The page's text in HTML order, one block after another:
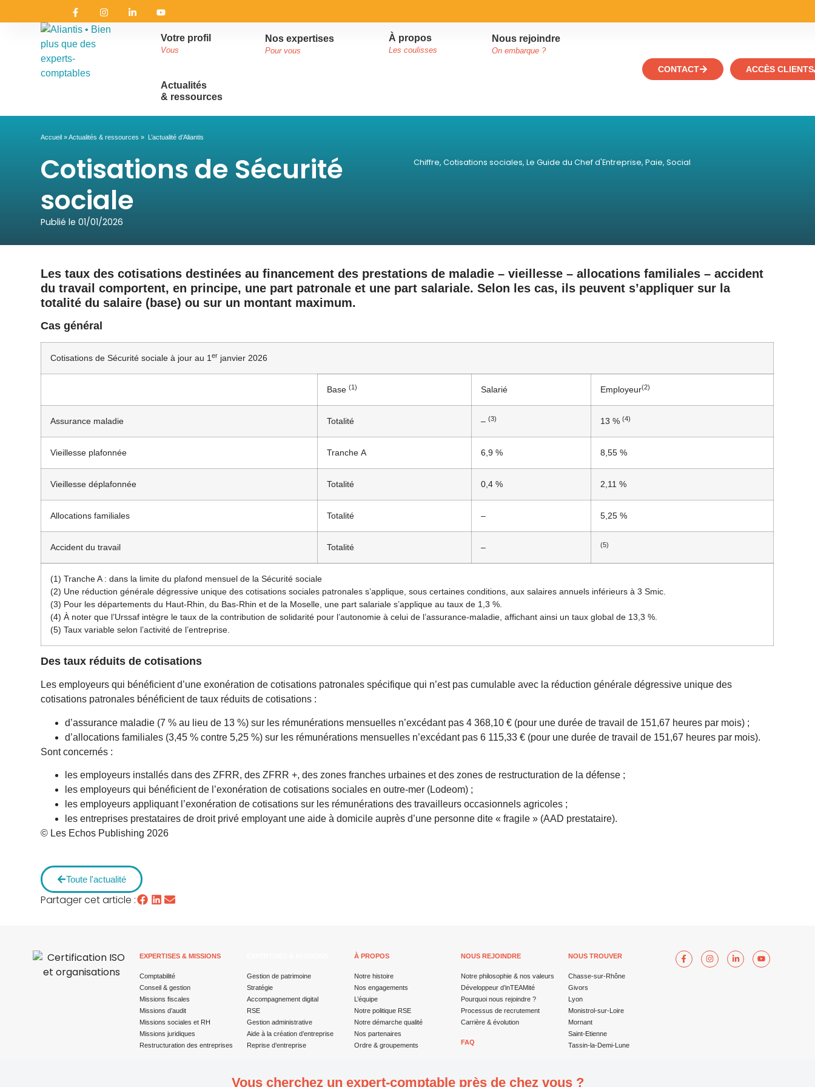
Votre profil
Vous
Nos expertises
Pour vous
À propos
Les coulisses
Nous rejoindre
On embarque ?
Actualités
& ressources
CONTACT ACCÈS CLIENTS
Accueil »Actualités & ressources » L’actualité d’Aliantis
Cotisations de Sécurité
sociale
Publié le01/01/2026
Chiffre, Cotisations sociales, Le Guide du Chef d'Entreprise, Paie, Social
Les taux des cotisations destinées au financement des prestations de maladie – vieillesse – allocations familiales – accident
du travail comportent, en principe, une part patronale et une part salariale. Selon les cas, ils peuvent s’appliquer sur la
totalité du salaire (base) ou sur un montant maximum.
Cas général
Cotisations de Sécurité sociale à jour au 1er janvier 2026
Base(1) Salarié Employeur(2)
Assurance maladie Totalité –(3) 13 %(4)
Vieillesse plafonnée Tranche A 6,9 % 8,55 %
Vieillesse déplafonnée Totalité 0,4 % 2,11 %
Allocations familiales Totalité – 5,25 %
Accident du travail Totalité – (5)
(1) Tranche A : dans la limite du plafond mensuel de la Sécurité sociale
(2) Une réduction générale dégressive unique des cotisations sociales patronales s’applique, sous certaines conditions, aux salaires annuels inférieurs à 3 Smic.
(3) Pour les départements du Haut-Rhin, du Bas-Rhin et de la Moselle, une part salariale s’applique au taux de 1,3 %.
(4) À noter que l’Urssaf intègre le taux de la contribution de solidarité pour l’autonomie à celui de l’assurance-maladie, affichant ainsi un taux global de 13,3 %.
(5) Taux variable selon l’activité de l’entreprise.
Des taux réduits de cotisations
Les employeurs qui bénéficient d’une exonération de cotisations patronales spécifique qui n’est pas cumulable avec la réduction générale dégressive unique des
cotisations patronales bénéficient de taux réduits de cotisations :
d’assurance maladie (7 % au lieu de 13 %) sur les rémunérations mensuelles n’excédant pas 4 368,10 € (pour une durée de travail de 151,67 heures par mois) ;
d’allocations familiales (3,45 % contre 5,25 %) sur les rémunérations mensuelles n’excédant pas 6 115,33 € (pour une durée de travail de 151,67 heures par mois).
Sont concernés :
les employeurs installés dans des ZFRR, des ZFRR +, des zones franches urbaines et des zones de restructuration de la défense ;
les employeurs qui bénéficient de l’exonération de cotisations sociales en outre-mer (Lodeom) ;
les employeurs appliquant l’exonération de cotisations sur les rémunérations des travailleurs occasionnels agricoles ;
les entreprises prestataires de droit privé employant une aide à domicile auprès d’une personne dite « fragile » (AAD prestataire).
© Les Echos Publishing 2026
Toute l'actualité
Partager cet article :
EXPERTISES & MISSIONS
Comptabilité
Conseil & gestion
Missions fiscales
Missions d’audit
Missions sociales et RH
Missions juridiques
Restructuration des entreprises
Gestion de patrimoine
Stratégie
Accompagnement digital
RSE
Gestion administrative
Aide à la création d’entreprise
Reprise d’entreprise
À PROPOS
Notre histoire
Nos engagements
L’équipe
Notre politique RSE
Notre démarche qualité
Nos partenaires
Ordre & groupements
NOUS REJOINDRE
Notre philosophie & nos valeurs
Développeur d’inTEAMité
Pourquoi nous rejoindre ?
Processus de recrutement
Carrière & évolution
FAQ
NOUS TROUVER
Chasse-sur-Rhône
Givors
Lyon
Monistrol-sur-Loire
Mornant
Saint-Etienne
Tassin-la-Demi-Lune
Vous cherchez un expert-comptable près de chez vous ?